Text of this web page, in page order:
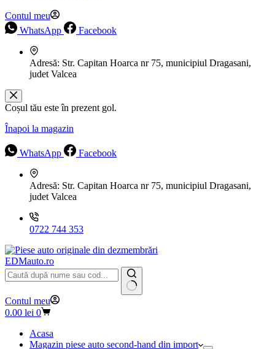
Contul meu
WhatsApp
Facebook
Adresă: Str. Capitan Hoarca nr 75, municipiul Dragasani,
judet Valcea
Coșul tău este în prezent gol.
Înapoi la magazin
WhatsApp Facebook
Adresă: Str. Capitan Hoarca nr 75, municipiul Dragasani,
judet Valcea
0722 744 353
EDMauto.ro
Niciun
rezultat
Contul meu
Coș
cumpărături
0.00 lei 0
Acasa
Magazin piese auto second-hand din import